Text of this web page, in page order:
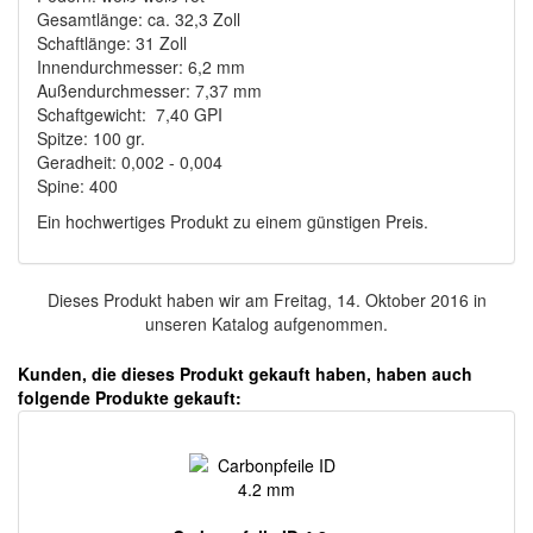
Gesamtlänge: ca. 32,3 Zoll
Schaftlänge: 31 Zoll
Innendurchmesser: 6,2 mm
Außendurchmesser: 7,37 mm
Schaftgewicht: 7,40 GPI
Spitze: 100 gr.
Geradheit: 0,002 - 0,004
Spine: 400
Ein hochwertiges Produkt zu einem günstigen Preis.
Dieses Produkt haben wir am Freitag, 14. Oktober 2016 in
unseren Katalog aufgenommen.
Kunden, die dieses Produkt gekauft haben, haben auch
folgende Produkte gekauft: